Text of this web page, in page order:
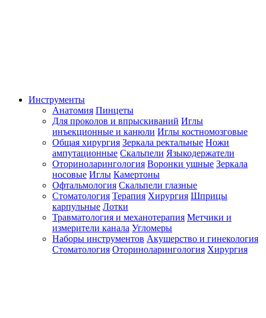
Инструменты
Анатомия Пинцеты
Для проколов и впрыскиваний Иглы
инъекционные и канюли Иглы костномозговые
Общая хирургия Зеркала ректальные Ножи
ампутационные Скальпели Языкодержатели
Оториноларингология Воронки ушные Зеркала
носовые Иглы Камертоны
Офтальмология Скальпели глазные
Стоматология Терапия Хирургия Шприцы
карпульные Лотки
Травматология и механотерапия Метчики и
измерители канала Угломеры
Наборы инструментов Акушерство и гинекология
Стоматология Оториноларингология Хирургия